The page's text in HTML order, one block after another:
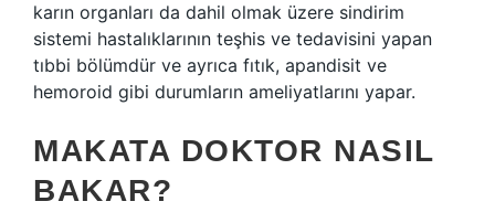
karın organları da dahil olmak üzere sindirim
sistemi hastalıklarının teşhis ve tedavisini yapan
tıbbi bölümdür ve ayrıca fıtık, apandisit ve
hemoroid gibi durumların ameliyatlarını yapar.
MAKATA DOKTOR NASIL
BAKAR?